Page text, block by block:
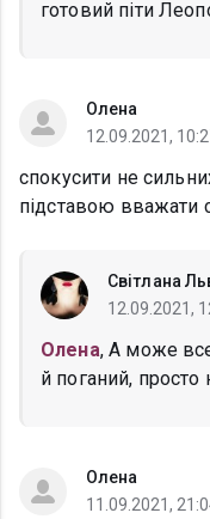
готовий піти
Олена
12.09.2021,
спокусити не
підставою вважати
Світлана
12.09.2021,
Олена, А може
й поганий, просто
Олена
11.09.2021,